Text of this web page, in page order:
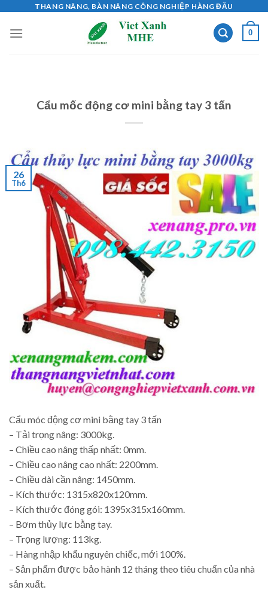
content
THANG NÂNG, BÀN NÂNG CÔNG NGHIỆP HÀNG ĐẦU
0
Cẩu mốc động cơ mini bằng tay 3 tấn
26
Th6
Cẩu móc động cơ mini bằng tay 3 tấn
– Tải trọng nâng: 3000kg.
– Chiều cao nâng thấp nhất: 0mm.
– Chiều cao nâng cao nhất: 2200mm.
– Chiều dài cần nâng: 1450mm.
– Kích thước: 1315x820x120mm.
– Kích thước đóng gói: 1395x315x160mm.
– Bơm thủy lực bằng tay.
– Trọng lượng: 113kg.
– Hàng nhập khẩu nguyên chiếc, mới 100%.
– Sản phẩm được bảo hành 12 tháng theo tiêu chuẩn của nhà
sản xuất.